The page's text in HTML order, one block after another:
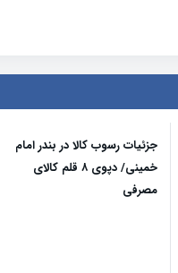
جزئیات رسوب کالا در بندر امام
خمینی/ دپوی ۸ قلم کالای
مصرفی